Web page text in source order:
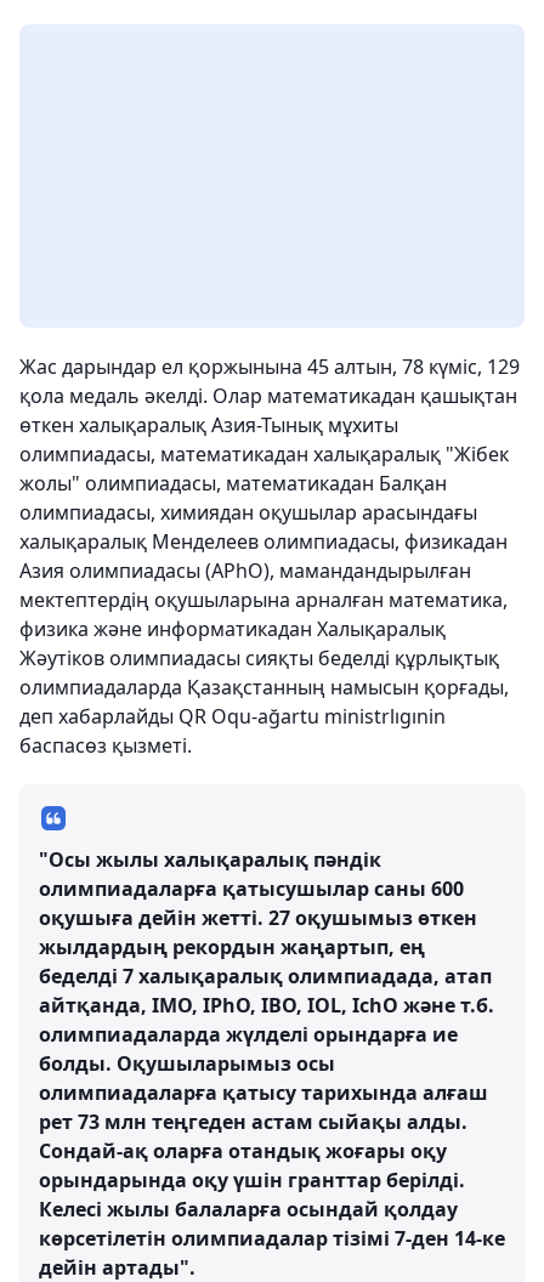
Жас дарындар ел қоржынына 45 алтын, 78 күміс, 129
қола медаль әкелді. Олар математикадан қашықтан
өткен халықаралық Азия-Тынық мұхиты
олимпиадасы, математикадан халықаралық "Жібек
жолы" олимпиадасы, математикадан Балқан
олимпиадасы, химиядан оқушылар арасындағы
халықаралық Менделеев олимпиадасы, физикадан
Азия олимпиадасы (APhO), мамандандырылған
мектептердің оқушыларына арналған математика,
физика және информатикадан Халықаралық
Жәутіков олимпиадасы сияқты беделді құрлықтық
олимпиадаларда Қазақстанның намысын қорғады,
деп хабарлайды QR Oqu-ağartu ministrlıgınin
баспасөз қызметі.
"Осы жылы халықаралық пәндік
олимпиадаларға қатысушылар саны 600
оқушыға дейін жетті. 27 оқушымыз өткен
жылдардың рекордын жаңартып, ең
беделді 7 халықаралық олимпиадада, атап
айтқанда, IMO, IPhO, IBO, IOL, IchO және т.б.
олимпиадаларда жүлделі орындарға ие
болды. Оқушыларымыз осы
олимпиадаларға қатысу тарихында алғаш
рет 73 млн теңгеден астам сыйақы алды.
Сондай-ақ оларға отандық жоғары оқу
орындарында оқу үшін гранттар берілді.
Келесі жылы балаларға осындай қолдау
көрсетілетін олимпиадалар тізімі 7-ден 14-ке
дейін артады".